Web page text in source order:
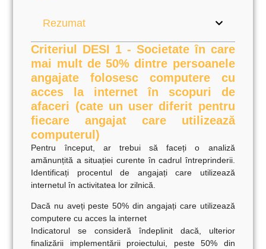
Rezumat
Criteriul DESI 1 - Societate în care
mai mult de 50% dintre persoanele
angajate folosesc computere cu
acces la internet în scopuri de
afaceri (cate un user diferit pentru
fiecare angajat care utilizează
computerul)
Pentru început, ar trebui să faceți o analiză
amănunțită a situației curente în cadrul întreprinderii.
Identificați procentul de angajați care utilizează
internetul în activitatea lor zilnică
Dacă nu aveți peste 50% din angajați care utilizează
computere cu acces la internet
Indicatorul se consideră îndeplinit dacă, ulterior
finalizării implementării proiectului, peste 50% din